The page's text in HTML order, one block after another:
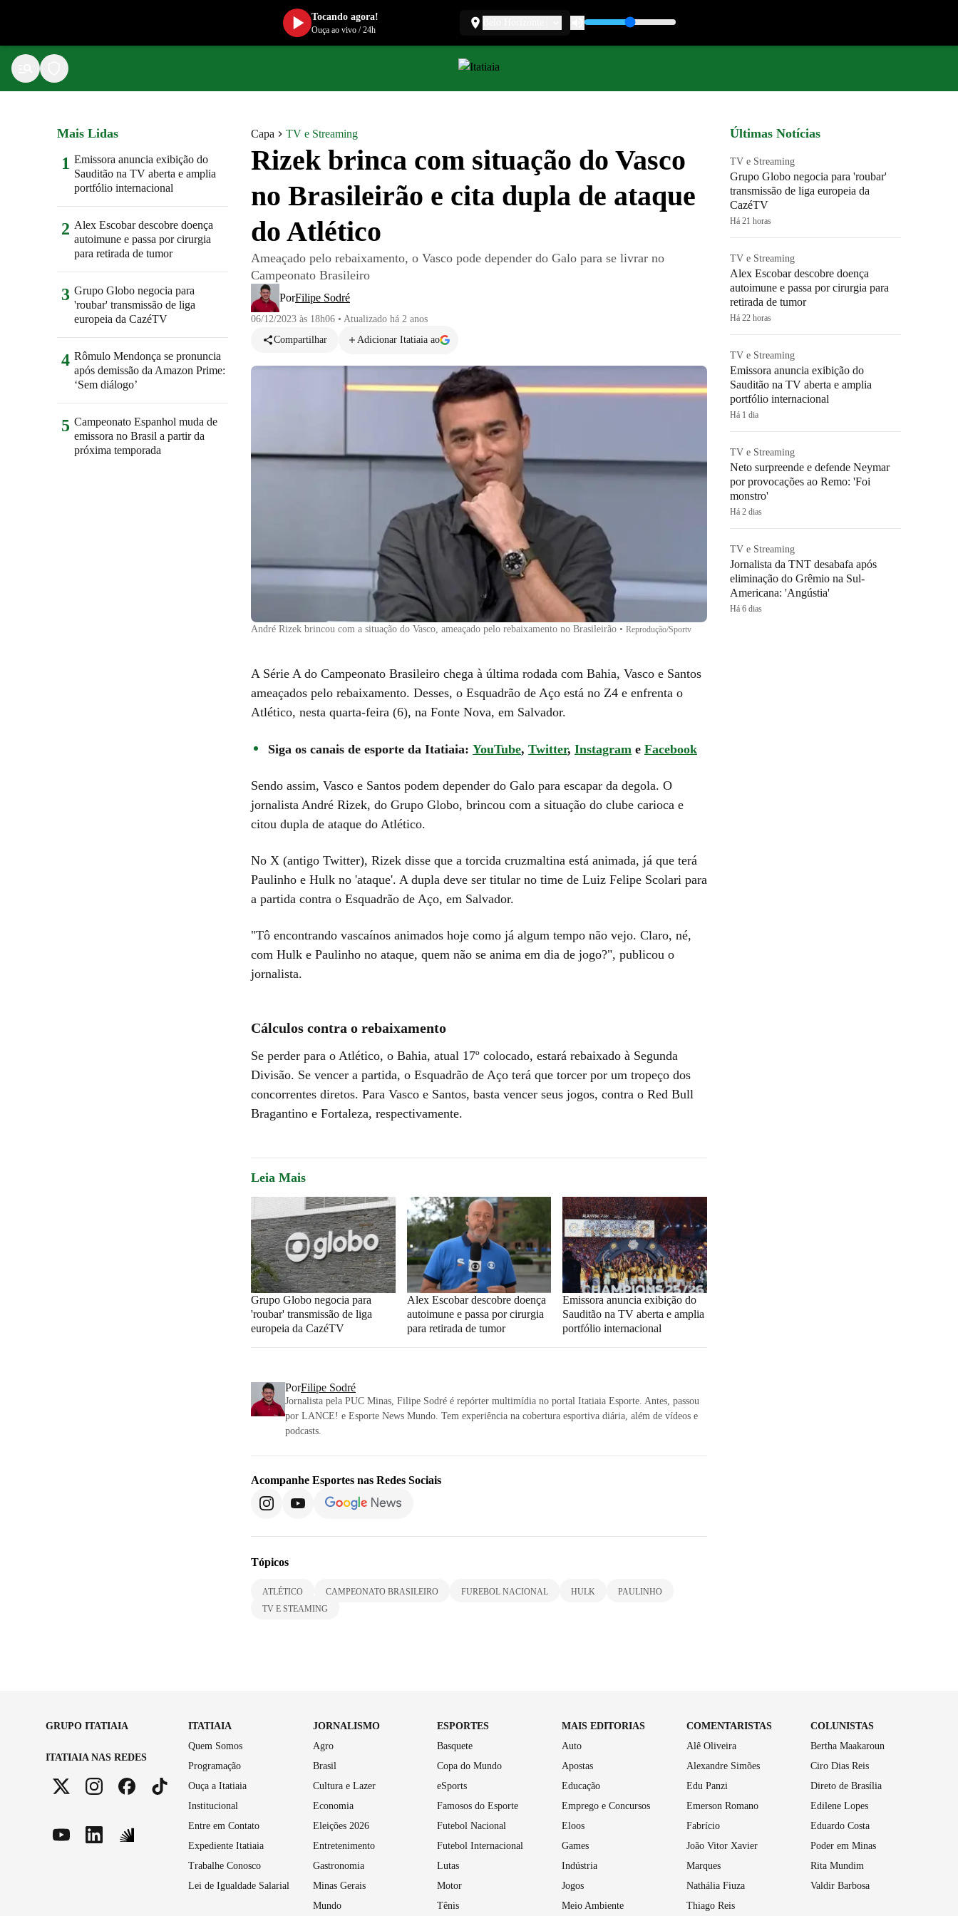
Capa TV e Streaming
Rizek brinca com situação do Vasco
no Brasileirão e cita dupla de ataque
do Atlético
Ameaçado pelo rebaixamento, o Vasco pode depender do Galo para se livrar no
Campeonato Brasileiro
PorFilipe Sodré
06/12/2023 às 18h06 • Atualizado há 2 anos
Compartilhar
Adicionar Itatiaia ao
André Rizek brincou com a situação do Vasco, ameaçado pelo rebaixamento no Brasileirão • Reprodução/Sportv
A Série A do Campeonato Brasileiro chega à última rodada com Bahia, Vasco e Santos
ameaçados pelo rebaixamento. Desses, o Esquadrão de Aço está no Z4 e enfrenta o
Atlético, nesta quarta-feira (6), na Fonte Nova, em Salvador.
Siga os canais de esporte da Itatiaia: YouTube, Twitter, Instagram e Facebook
Sendo assim, Vasco e Santos podem depender do Galo para escapar da degola. O
jornalista André Rizek, do Grupo Globo, brincou com a situação do clube carioca e
citou dupla de ataque do Atlético.
No X (antigo Twitter), Rizek disse que a torcida cruzmaltina está animada, já que terá
Paulinho e Hulk no 'ataque'. A dupla deve ser titular no time de Luiz Felipe Scolari para
a partida contra o Esquadrão de Aço, em Salvador.
"Tô encontrando vascaínos animados hoje como já algum tempo não vejo. Claro, né,
com Hulk e Paulinho no ataque, quem não se anima em dia de jogo?", publicou o
jornalista.
Cálculos contra o rebaixamento
Se perder para o Atlético, o Bahia, atual 17º colocado, estará rebaixado à Segunda
Divisão. Se vencer a partida, o Esquadrão de Aço terá que torcer por um tropeço dos
concorrentes diretos. Para Vasco e Santos, basta vencer seus jogos, contra o Red Bull
Bragantino e Fortaleza, respectivamente.
Leia Mais
Grupo Globo negocia para
'roubar' transmissão de liga
europeia da CazéTV
Alex Escobar descobre doença
autoimune e passa por cirurgia
para retirada de tumor
Emissora anuncia exibição do
Sauditão na TV aberta e amplia
portfólio internacional
PorFilipe Sodré
Jornalista pela PUC Minas, Filipe Sodré é repórter multimídia no portal Itatiaia Esporte. Antes, passou
por LANCE! e Esporte News Mundo. Tem experiência na cobertura esportiva diária, além de vídeos e
podcasts.
Acompanhe Esportes nas Redes Sociais
Tópicos
ATLÉTICO CAMPEONATO BRASILEIRO FUREBOL NACIONAL HULK
PAULINHO
TV E STEAMING
Mais Lidas
1 Emissora anuncia exibição do
Sauditão na TV aberta e amplia
portfólio internacional
2 Alex Escobar descobre doença
autoimune e passa por cirurgia
para retirada de tumor
3 Grupo Globo negocia para
'roubar' transmissão de liga
europeia da CazéTV
4 Rômulo Mendonça se pronuncia
após demissão da Amazon Prime:
‘Sem diálogo’
5 Campeonato Espanhol muda de
emissora no Brasil a partir da
próxima temporada
Últimas Notícias
TV e Streaming
Grupo Globo negocia para 'roubar'
transmissão de liga europeia da
CazéTV
Há 21 horas
TV e Streaming
Alex Escobar descobre doença
autoimune e passa por cirurgia para
retirada de tumor
Há 22 horas
TV e Streaming
Emissora anuncia exibição do
Sauditão na TV aberta e amplia
portfólio internacional
Há 1 dia
TV e Streaming
Neto surpreende e defende Neymar
por provocações ao Remo: 'Foi
monstro'
Há 2 dias
TV e Streaming
Jornalista da TNT desabafa após
eliminação do Grêmio na Sul-
Americana: 'Angústia'
Há 6 dias
GRUPO ITATIAIA
ITATIAIA NAS REDES
ITATIAIA
Quem Somos
Programação
Ouça a Itatiaia
Institucional
Entre em Contato
Expediente Itatiaia
Trabalhe Conosco
Lei de Igualdade Salarial
JORNALISMO
Agro
Brasil
Cultura e Lazer
Economia
Eleições 2026
Entretenimento
Gastronomia
Minas Gerais
Mundo
ESPORTES
Basquete
Copa do Mundo
eSports
Famosos do Esporte
Futebol Nacional
Futebol Internacional
Lutas
Motor
Tênis
MAIS EDITORIAS
Auto
Apostas
Educação
Emprego e Concursos
Eloos
Games
Indústria
Jogos
Meio Ambiente
COMENTARISTAS
Alê Oliveira
Alexandre Simões
Edu Panzi
Emerson Romano
Fabrício
João Vitor Xavier
Marques
Nathália Fiuza
Thiago Reis
COLUNISTAS
Bertha Maakaroun
Ciro Dias Reis
Direto de Brasília
Edilene Lopes
Eduardo Costa
Poder em Minas
Rita Mundim
Valdir Barbosa
Tocando agora!
Ouça ao vivo/24h